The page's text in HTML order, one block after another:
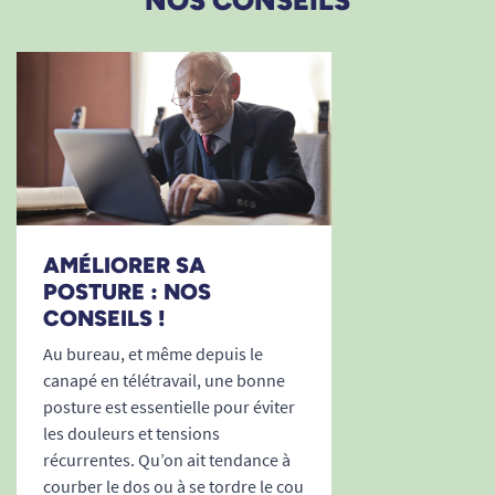
AMÉLIORER SA
POSTURE : NOS
CONSEILS !
Au bureau, et même depuis le
canapé en télétravail, une bonne
posture est essentielle pour éviter
les douleurs et tensions
récurrentes. Qu’on ait tendance à
courber le dos ou à se tordre le cou